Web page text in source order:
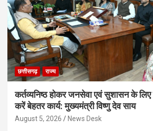
छत्तीसगढ़ राज्य
कर्तव्यनिष्ठ होकर जनसेवा एवं सुशासन के लिए
करें बेहतर कार्य: मुख्यमंत्री विष्णु देव साय
August 5, 2026 News Desk